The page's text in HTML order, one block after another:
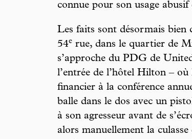
connue pour son usage abusif
Les faits sont désormais bien
54e rue, dans le quartier de
s’approche du PDG de
l’entrée de l’hôtel Hilton –
financier à la conférence
balle dans le dos avec un
à son agresseur avant de
alors manuellement la